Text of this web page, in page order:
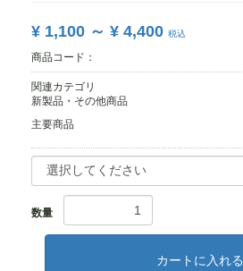
¥ 1,100 ～ ¥ 4,400 税込
商品コード：
関連カテゴリ
新製品・その他商品
主要商品
数量
カートに入れる